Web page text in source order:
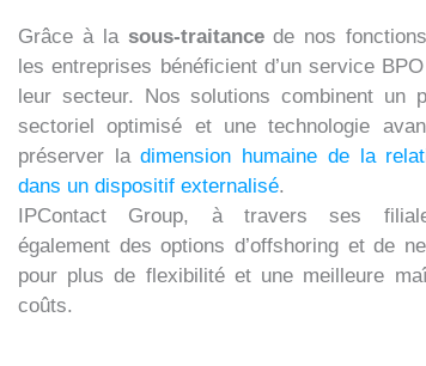
Grâce à la sous-traitancede nos
les entreprises bénéficient d’un service
leur secteur. Nos solutions combinent un
sectoriel optimisé et une technologie
préserver ladimension humaine de la
dans un dispositif externalisé.
IPContact Group, à travers ses
également des options d’offshoring et de
pour plus de flexibilité et une meilleure
coûts.